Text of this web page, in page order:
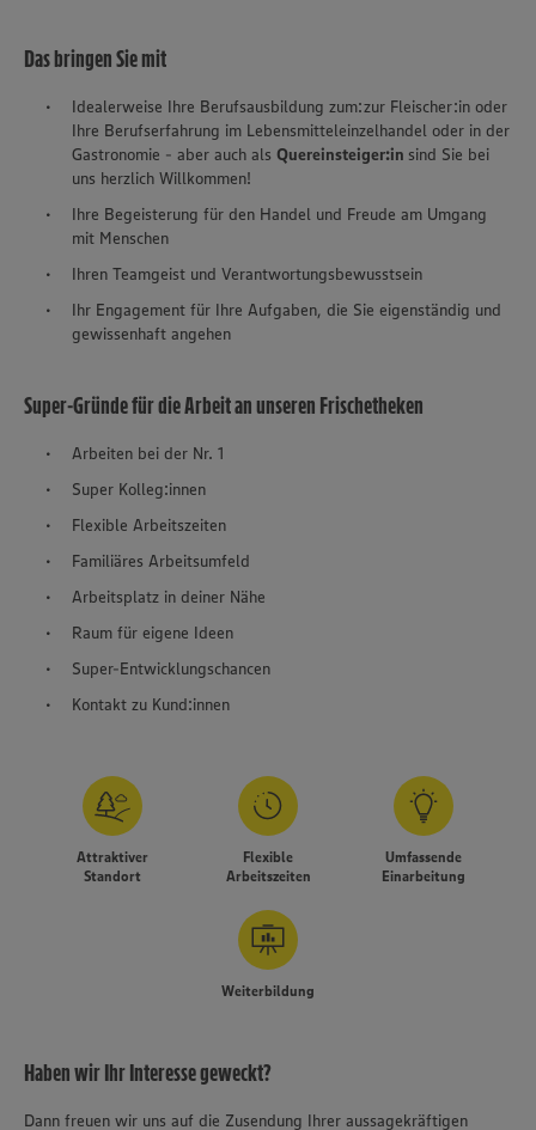
Das bringen Sie mit
Idealerweise Ihre Berufsausbildung zum:zur Fleischer:in oder
Ihre Berufserfahrung im Lebensmitteleinzelhandel oder in der
Gastronomie - aber auch als Quereinsteiger:in sind Sie bei
uns herzlich Willkommen!
Ihre Begeisterung für den Handel und Freude am Umgang
mit Menschen
Ihren Teamgeist und Verantwortungsbewusstsein
Ihr Engagement für Ihre Aufgaben, die Sie eigenständig und
gewissenhaft angehen
Super-Gründe für die Arbeit an unseren Frischetheken
Arbeiten bei der Nr. 1
Super Kolleg:innen
Flexible Arbeitszeiten
Familiäres Arbeitsumfeld
Arbeitsplatz in deiner Nähe
Raum für eigene Ideen
Super-Entwicklungschancen
Kontakt zu Kund:innen
Attraktiver
Standort
Flexible
Arbeitszeiten
Umfassende
Einarbeitung
Weiterbildung
Haben wir Ihr Interesse geweckt?
Dann freuen wir uns auf die Zusendung Ihrer aussagekräftigen